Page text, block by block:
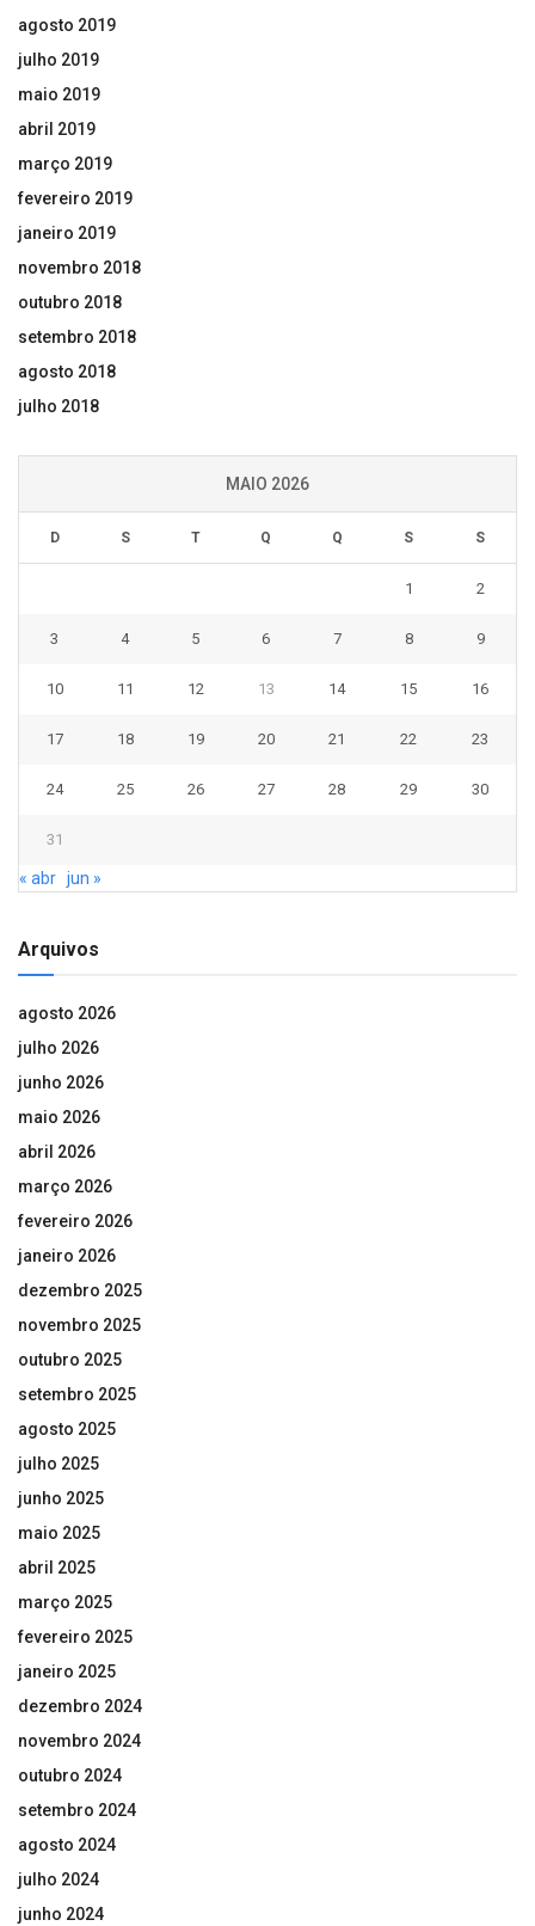
agosto 2019
julho 2019
maio 2019
abril 2019
março 2019
fevereiro 2019
janeiro 2019
novembro 2018
outubro 2018
setembro 2018
agosto 2018
julho 2018
MAIO 2026
D S T Q Q S S
1 2
3 4 5 6 7 8 9
10 11 12 13 14 15 16
17 18 19 20 21 22 23
24 25 26 27 28 29 30
31
« abr jun »
Arquivos
agosto 2026
julho 2026
junho 2026
maio 2026
abril 2026
março 2026
fevereiro 2026
janeiro 2026
dezembro 2025
novembro 2025
outubro 2025
setembro 2025
agosto 2025
julho 2025
junho 2025
maio 2025
abril 2025
março 2025
fevereiro 2025
janeiro 2025
dezembro 2024
novembro 2024
outubro 2024
setembro 2024
agosto 2024
julho 2024
junho 2024